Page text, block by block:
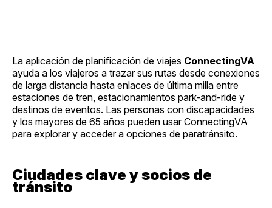
La aplicación de planificación de viajes ConnectingVA
ayuda a los viajeros a trazar sus rutas desde conexiones
de larga distancia hasta enlaces de última milla entre
estaciones de tren, estacionamientos park-and-ride y
destinos de eventos. Las personas con discapacidades
y los mayores de 65 años pueden usar ConnectingVA
para explorar y acceder a opciones de paratránsito.
Ciudades clave y socios de
tránsito